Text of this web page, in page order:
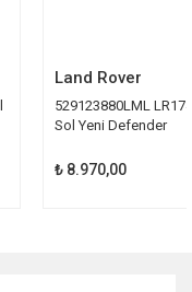
Land Rover
529123880LML
Sol Yeni Defender
₺ 8.970,00